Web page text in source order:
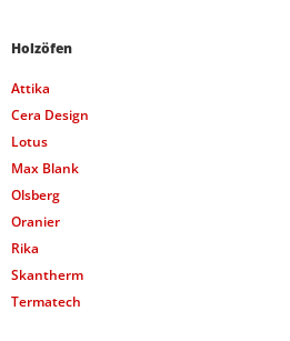
Holzöfen
Attika
Cera Design
Lotus
Max Blank
Olsberg
Oranier
Rika
Skantherm
Termatech